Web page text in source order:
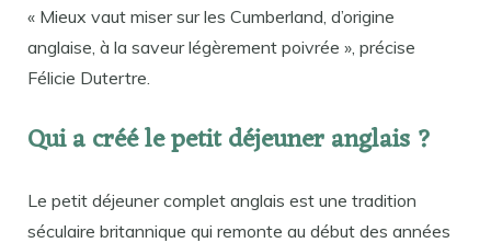
« Mieux vaut miser sur les Cumberland, d’origine
anglaise, à la saveur légèrement poivrée », précise
Félicie Dutertre.
Qui a créé le petit déjeuner anglais ?
Le petit déjeuner complet anglais est une tradition
séculaire britannique qui remonte au début des années